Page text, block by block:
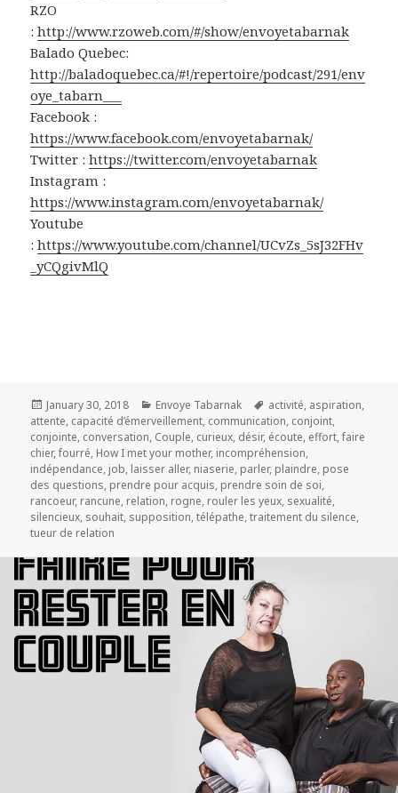
RZO
:http://www.rzoweb.com/#/show/envoyetabarnak
Balado Quebec:
http://baladoquebec.ca/#!/repertoire/podcast/291/env
oye_tabarn___
Facebook :
https://www.facebook.com/envoyetabarnak/
Twitter :https://twitter.com/envoyetabarnak
Instagram :
https://www.instagram.com/envoyetabarnak/
Youtube
:https://www.youtube.com/channel/UCvZs_5sJ32FHv
_yCQgivMlQ
Posted
on
January 30, 2018 Categories
Envoye Tabarnak Tags
activité, aspiration,
attente, capacité d’émerveillement, communication, conjoint,
conjointe, conversation, Couple, curieux, désir, écoute, effort,faire
chier,fourré, How I met your mother, incompréhension,
indépendance, job, laisser aller, niaserie, parler, plaindre, pose
des questions, prendre pour acquis, prendre soin de soi,
rancoeur, rancune, relation, rogne, rouler les yeux, sexualité,
silencieux, souhait, supposition,télépathe,traitement du silence,
tueur de relation